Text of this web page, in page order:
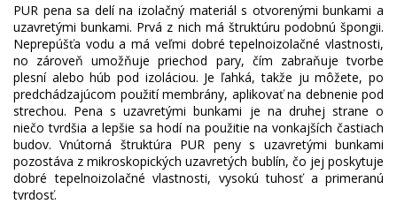
PUR pena sa delí na izolačný materiál s otvorenými bunkami a
uzavretými bunkami. Prvá z nich má štruktúru podobnú špongii.
Neprepúšťa vodu a má veľmi dobré tepelnoizolačné vlastnosti,
no zároveň umožňuje priechod pary, čím zabraňuje tvorbe
plesní alebo húb pod izoláciou. Je ľahká, takže ju môžete, po
predchádzajúcom použití membrány, aplikovať na debnenie pod
strechou. Pena s uzavretými bunkami je na druhej strane o
niečo tvrdšia a lepšie sa hodí na použitie na vonkajších častiach
budov. Vnútorná štruktúra PUR peny s uzavretými bunkami
pozostáva z mikroskopických uzavretých bublín, čo jej poskytuje
dobré tepelnoizolačné vlastnosti, vysokú tuhosť a primeranú
tvrdosť.